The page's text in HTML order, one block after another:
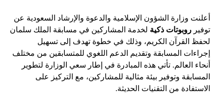
أعلنت وزارة الشؤون الإسلامية والدعوة والإرشاد السعودية عن
توفير روبوتات ذكية لخدمة المشاركين في مسابقة الملك سلمان
لحفظ القرآن الكريم، وذلك في خطوة تهدف إلى تسهيل
إجراءات المسابقة وتقديم الدعم اللغوي للمتسابقين من مختلف
أنحاء العالم. تأتي هذه المبادرة في إطار سعي الوزارة لتطوير
المسابقة وتوفير بيئة مثالية للمشاركين، مع التركيز على
الاستفادة من التقنيات الحديثة.